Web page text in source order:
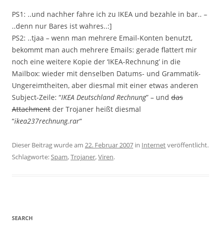
PS1: ..und nachher fahre ich zu IKEA und bezahle in bar.. –
..denn nur Bares ist wahres..:]
PS2: ..tjaa – wenn man mehrere Email-Konten benutzt,
bekommt man auch mehrere Emails: gerade flattert mir
noch eine weitere Kopie der ‘IKEA-Rechnung’ in die
Mailbox: wieder mit denselben Datums- und Grammatik-
Ungereimtheiten, aber diesmal mit einer etwas anderen
Subject-Zeile: “IKEA Deutschland Rechnung” – und das
Attachment der Trojaner heißt diesmal
“ikea237rechnung.rar“
Dieser Beitrag wurde am 22. Februar 2007 in Internetveröffentlicht.
Schlagworte:Spam,Trojaner,Viren.
SEARCH